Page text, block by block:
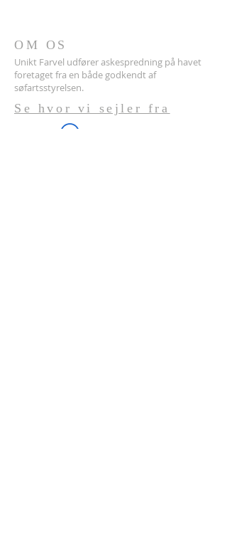
OM OS
Unikt Farvel udfører askespredning på havet
foretaget fra en både godkendt af
søfartsstyrelsen.
Se hvor vi sejler fra